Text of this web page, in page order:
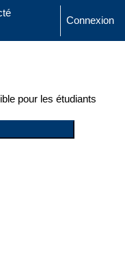
Connexion
pour les étudiants